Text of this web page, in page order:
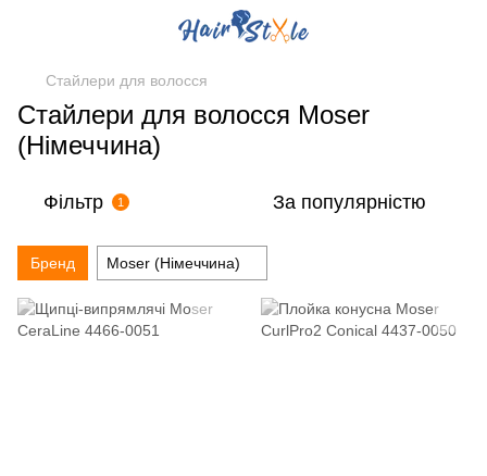
Стайлери для волосся
Стайлери для волосся Moser
(Німеччина)
Фільтр 1 За популярністю
Бренд Moser (Німеччина)